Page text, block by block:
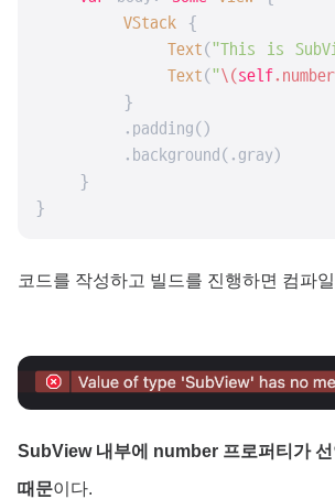
VStack {
Text("This is
Text("\(self
        }
        .padding()
        .background(.gray)
    }
}
코드를 작성하고 빌드를 진행하면 컴파
SubView 내부에 number 프로퍼티가 선
때문이다.